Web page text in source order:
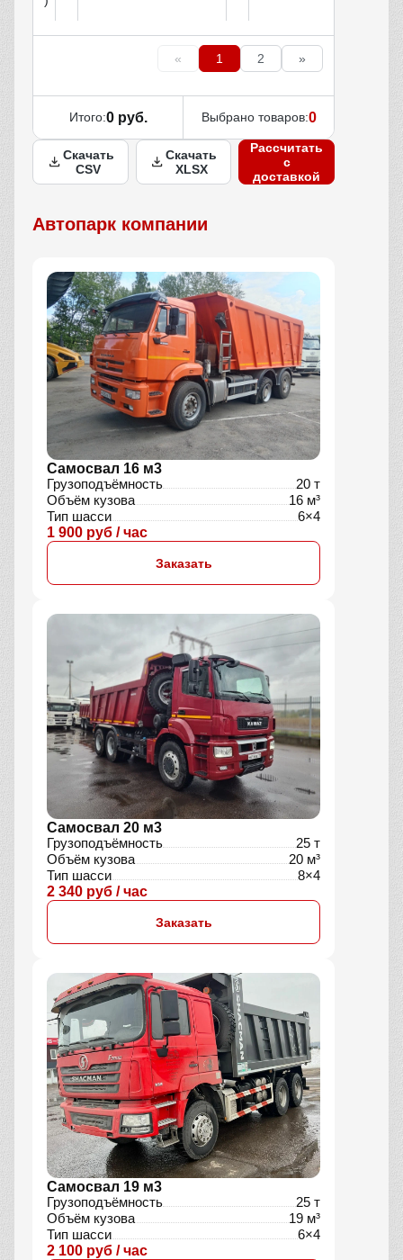
« 1 2 »
Итого:0 руб. Выбрано товаров:0
Скачать
CSV
Скачать
XLSX
Рассчитать
с
доставкой
Автопарк компании
Самосвал 16 м3
Грузоподъёмность
20 т
Объём кузова
16 м³
Тип шасси
6×4
1 900 руб / час
Заказать
Самосвал 20 м3
Грузоподъёмность
25 т
Объём кузова
20 м³
Тип шасси
8×4
2 340 руб / час
Заказать
Самосвал 19 м3
Грузоподъёмность
25 т
Объём кузова
19 м³
Тип шасси
6×4
2 100 руб / час